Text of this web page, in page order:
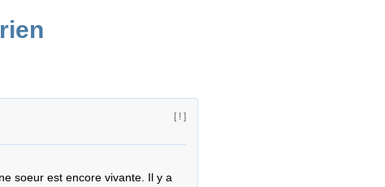
[ ! ]
soeur est encore vivante. Il y a